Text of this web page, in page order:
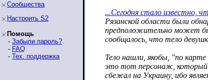
Сообщества
Настроить S2
Помощь
- Забыли пароль?
- FAQ
- Тех. поддержка
...Сегодня стало известно,
Рязанской области были
предположительно может
сообщалось, что тело
Тело нашли, якобы, "по
это тот персонаж, который
сбежал на Украину, ибо